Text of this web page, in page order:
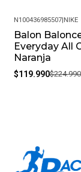
-47%
N100436985507|NIKE
Balon
Everyday All
Naranja
$119.990$224.990